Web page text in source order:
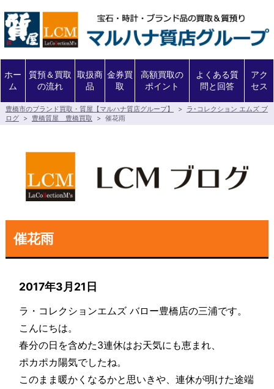
ホー
ム
質預＆買取
の流れ
取扱商
品
金券買
取
高額買取の
ポイント
よくある質
問と回答
アク
セス
豊橋市のブランド買取・質屋【マルハナ質店グループ】 >
ラ･コレクション エムズ ブ
ログ > 豊橋質屋 豊橋買取 > 催花雨
催花雨
2017年3月21日
ラ・コレクションエムズ バロー豊橋店の三浦です。
こんにちは。
春分の日を含めた3連休はお天気にも恵まれ、
ポカポカ陽気でしたね。
このまま暖かくなるかと思いきや、連休が明けた途端